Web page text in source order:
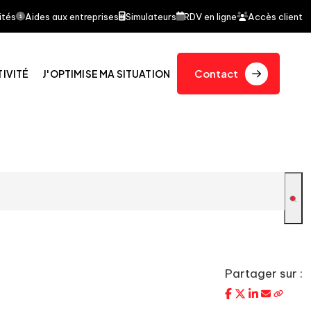
d'un article dans le journal quotidien Le Figaro
Aides aux entreprises Simulateurs RDV en ligne Accès client
J'OPTIMISE MA SITUATION Contact
Partager sur :